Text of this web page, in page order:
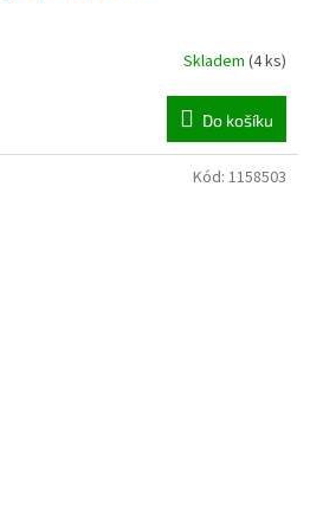
Skladem (4 ks)
Do košíku
Kód: 1158503